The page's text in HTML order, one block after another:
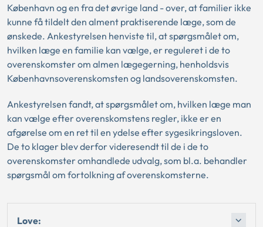
København og en fra det øvrige land - over, at familier ikke
kunne få tildelt den alment praktiserende læge, som de
ønskede. Ankestyrelsen henviste til, at spørgsmålet om,
hvilken læge en familie kan vælge, er reguleret i de to
overenskomster om almen lægegerning, henholdsvis
Københavnsoverenskomsten og landsoverenskomsten.
Ankestyrelsen fandt, at spørgsmålet om, hvilken læge man
kan vælge efter overenskomstens regler, ikke er en
afgørelse om en ret til en ydelse efter sygesikringsloven.
De to klager blev derfor videresendt til de i de to
overenskomster omhandlede udvalg, som bl.a. behandler
spørgsmål om fortolkning af overenskomsterne.
Love: